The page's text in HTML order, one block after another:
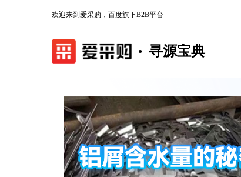
欢迎来到爱采购，百度旗下B2B平台
寻源宝典